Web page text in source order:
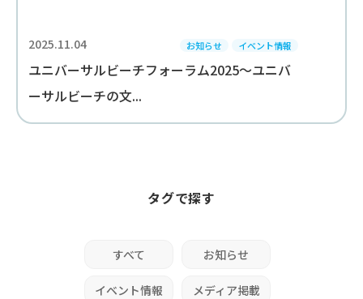
2025.11.04 お知らせ イベント情報
ユニバーサルビーチフォーラム2025～ユニバ
ーサルビーチの文...
タグで探す
すべて お知らせ
イベント情報 メディア掲載